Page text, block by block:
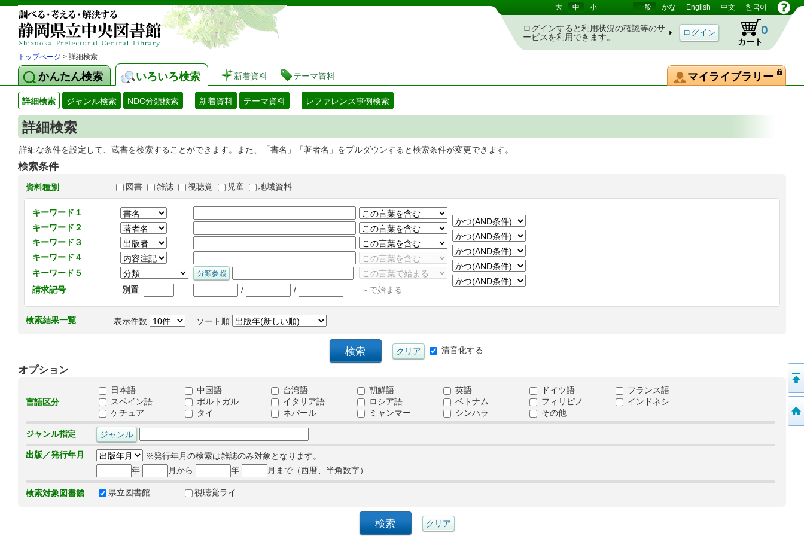
静岡県立図書館 蔵書検索・予約システム 大 中 小 一般 かな English 中文 한국어
ログインすると利用状況の確認等のサ
ービスを利用できます。
カート
0
トップページ > 詳細検索
かんたん検索 いろいろ検索 新着資料 テーマ資料 マイライブラリー
詳細検索 ジャンル検索 NDC分類検索 新着資料 テーマ資料 レファレンス事例検索
詳細検索
詳細な条件を設定して、蔵書を検索することができます。また、「書名」「著者名」をプルダウンすると検索条件が変更できます。
検索条件
資料種別 図書 雑誌 視聴覚 児童 地域資料
キーワード１
キーワード２
キーワード３
キーワード４
キーワード５
請求記号
別置 / / ～で始まる
検索結果一覧 表示件数 ソート順
清音化する
オプション
言語区分
日本語 中国語 台湾語 朝鮮語 英語 ドイツ語
フランス語
スペイン語
ポルトガル イタリア語 ロシア語 ベトナム フィリピノ
インドネシ
ケチュア
タイ ネパール ミャンマー シンハラ その他
ジャンル指定
出版／発行年月
※発行年月の検索は雑誌のみ対象となります。
年
月から 年 月まで（西暦、半角数字）
検索対象図書館 県立図書館 視聴覚ライ